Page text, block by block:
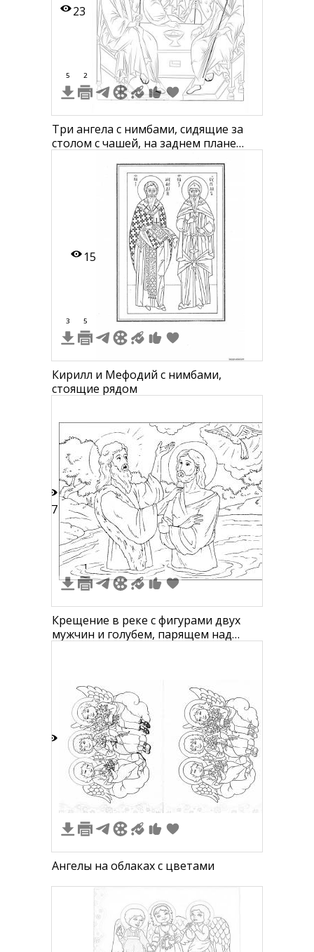
23
5 2
Три ангела с нимбами, сидящие за
столом с чашей, на заднем плане
15
3 5
Кирилл и Мефодий с нимбами,
стоящие рядом
17
1
Крещение в реке с фигурами двух
мужчин и голубем, парящем над
Ангелы на облаках с цветами